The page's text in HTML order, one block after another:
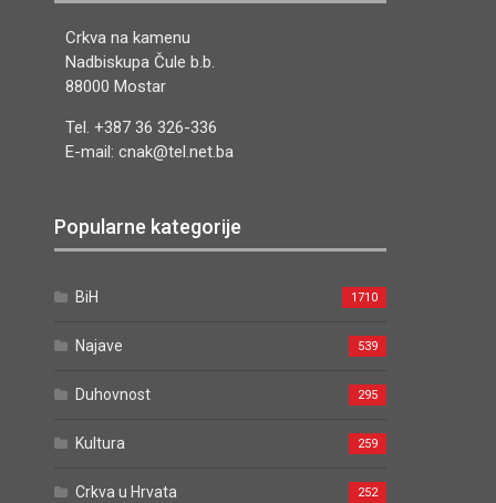
Crkva na kamenu
Nadbiskupa Čule b.b.
88000 Mostar
Tel. +387 36 326-336
E-mail: cnak@tel.net.ba
Popularne kategorije
BiH 1710
Najave 539
Duhovnost 295
Kultura 259
Crkva u Hrvata 252